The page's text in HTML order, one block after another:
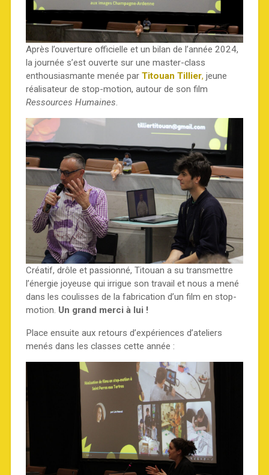
Après l’ouverture officielle et un bilan de l’année 2024,
la journée s’est ouverte sur une master-class
enthousiasmante menée par Titouan Tillier,jeune
réalisateur de stop-motion, autour de son film
Ressources Humaines.
Créatif, drôle et passionné, Titouan a su transmettre
l’énergie joyeuse qui irrigue son travail et nous a mené
dans les coulisses de la fabrication d’un film en stop-
motion. Un grand merci à lui !
Place ensuite aux retours d’expériences d’ateliers
menés dans les classes cette année :